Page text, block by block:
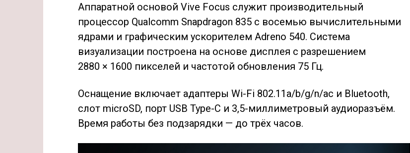
Аппаратной основой Vive Focus служит производительный
процессор Qualcomm Snapdragon 835 с восемью вычислительными
ядрами и графическим ускорителем Adreno 540. Система
визуализации построена на основе дисплея с разрешением
2880 × 1600 пикселей и частотой обновления 75 Гц.
Оснащение включает адаптеры Wi-Fi 802.11a/b/g/n/ac и Bluetooth,
слот microSD, порт USB Type-C и 3,5-миллиметровый аудиоразъём.
Время работы без подзарядки — до трёх часов.